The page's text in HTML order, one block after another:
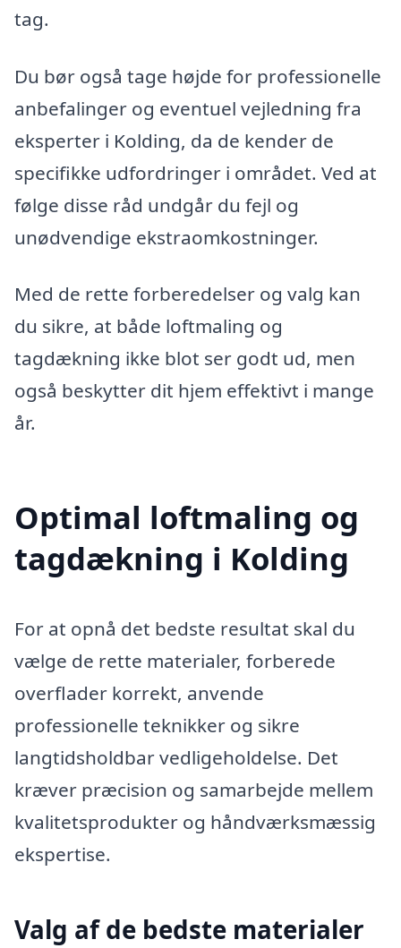
tag.
Du bør også tage højde for professionelle
anbefalinger og eventuel vejledning fra
eksperter i Kolding, da de kender de
specifikke udfordringer i området. Ved at
følge disse råd undgår du fejl og
unødvendige ekstraomkostninger.
Med de rette forberedelser og valg kan
du sikre, at både loftmaling og
tagdækning ikke blot ser godt ud, men
også beskytter dit hjem effektivt i mange
år.
Optimal loftmaling og
tagdækning i Kolding
For at opnå det bedste resultat skal du
vælge de rette materialer, forberede
overflader korrekt, anvende
professionelle teknikker og sikre
langtidsholdbar vedligeholdelse. Det
kræver præcision og samarbejde mellem
kvalitetsprodukter og håndværksmæssig
ekspertise.
Valg af de bedste materialer